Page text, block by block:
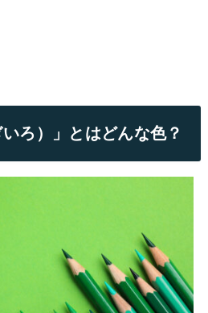
いろ）」とはどんな色？